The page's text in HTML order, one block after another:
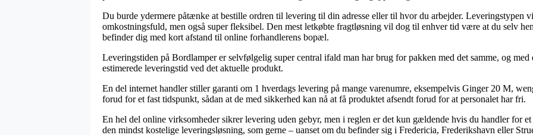
Du burde ydermere påtænke at bestille ordren til levering til din adresse eller til hvor du arbejder. Leveringstypen
omkostningsfuld, men også super fleksibel. Den mest letkøbte fragtløsning vil dog til enhver tid være at du selv
befinder dig med kort afstand til online forhandlerens bopæl.
Leveringstiden på Bordlamper er selvfølgelig super central ifald man har brug for pakken med det samme, og
estimerede leveringstid ved det aktuelle produkt.
En del internet handler stiller garanti om 1 hverdags levering på mange varenumre, eksempelvis Ginger 20 M,
forud for et fast tidspunkt, sådan at de med sikkerhed kan nå at få produktet afsendt forud for at personalet har fri.
En hel del online virksomheder sikrer levering uden gebyr, men i reglen er det kun gældende hvis du handler for
den mindst kostelige leveringsløsning, som gerne – uanset om du befinder sig i Fredericia, Frederikshavn eller